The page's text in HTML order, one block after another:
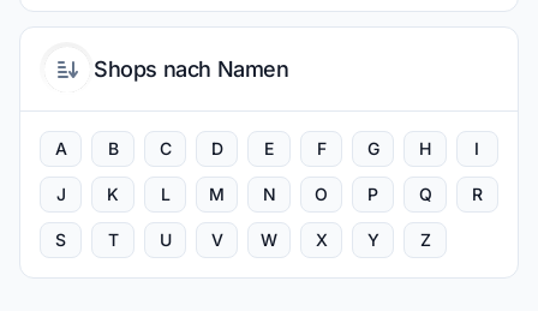
Shops nach Namen
A B C D E F G H I
J K L M N O P Q R
S T U V W X Y Z